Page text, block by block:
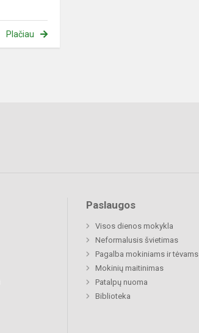
Plačiau
Paslaugos
Visos dienos mokykla
Neformalusis švietimas
Pagalba mokiniams ir tėvams
Mokinių maitinimas
Patalpų nuoma
Biblioteka